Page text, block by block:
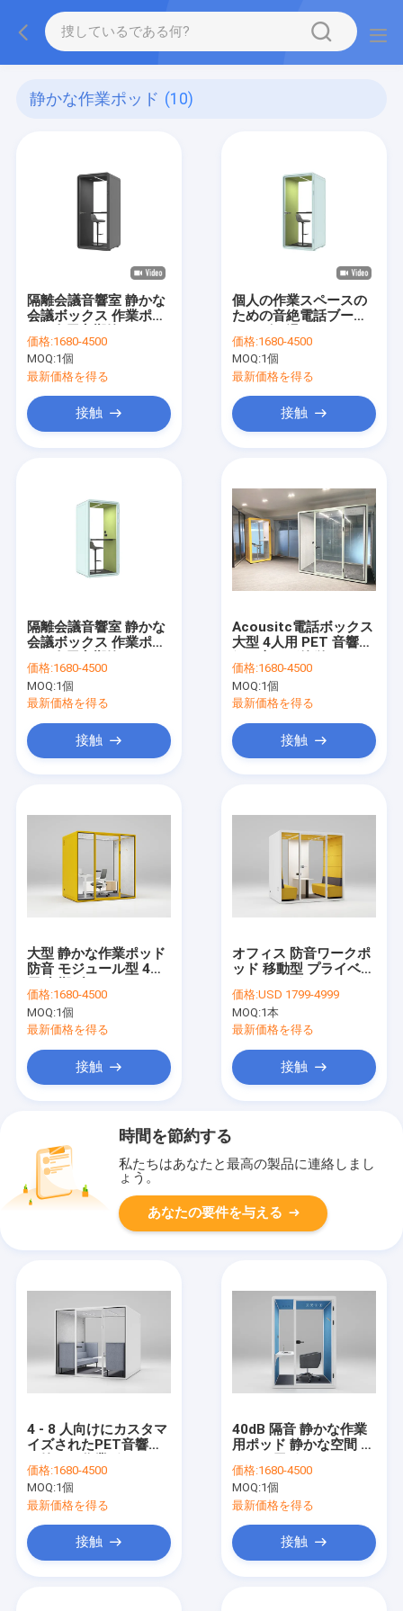
静かな作業ポッド (10)
隔離会議音響室 静かな
会議ボックス 作業ポッ
ャビン 電話オフィスブ
ース
価格:1680-4500
MOQ:1個
最新価格を得る
接触
個人の作業スペースの
ための音絶電話ブース
にカスタマイズ可能な
オフィスポッド
価格:1680-4500
MOQ:1個
最新価格を得る
接触
隔離会議音響室 静かな
会議ボックス 作業ポッ
ャビン 電話オフィスブ
ース
価格:1680-4500
MOQ:1個
最新価格を得る
接触
Acousitc電話ボックス
大型 4人用 PET 音響泡
価格:1680-4500
MOQ:1個
最新価格を得る
接触
大型 静かな作業ポッド
防音 モジュール型 4人
価格:1680-4500
MOQ:1個
最新価格を得る
接触
オフィス 防音ワークポ
ッド 移動型 プライベー
マイズ
価格:USD 1799-4999
MOQ:1本
最新価格を得る
接触
時間を節約する
私たちはあなたと最高の製品に連絡しまし
ょう。
あなたの要件を与える
4 - 8 人向けにカスタマ
イズされたPET音響泡
価格:1680-4500
MOQ:1個
最新価格を得る
接触
40dB 隔音 静かな作業
用ポッド 静かな空間 オ
価格:1680-4500
MOQ:1個
最新価格を得る
接触